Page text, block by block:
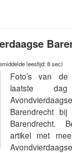
leestijd: 8 sec)
Foto’s van
laatste
Barendrecht
Barendrecht.
artikel met